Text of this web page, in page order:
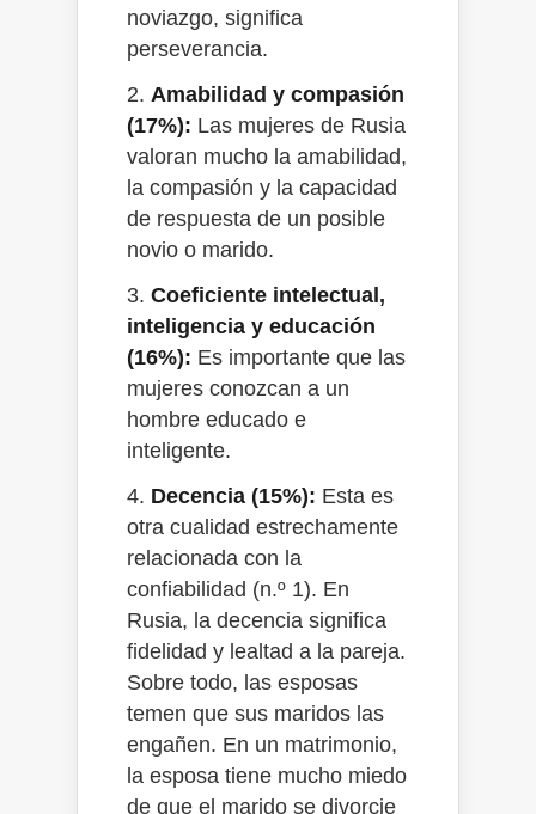
noviazgo, significa
perseverancia.
2. Amabilidad y compasión
(17%): Las mujeres de Rusia
valoran mucho la amabilidad,
la compasión y la capacidad
de respuesta de un posible
novio o marido.
3. Coeficiente intelectual,
inteligencia y educación
(16%): Es importante que las
mujeres conozcan a un
hombre educado e
inteligente.
4. Decencia (15%): Esta es
otra cualidad estrechamente
relacionada con la
confiabilidad (n.º 1). En
Rusia, la decencia significa
fidelidad y lealtad a la pareja.
Sobre todo, las esposas
temen que sus maridos las
engañen. En un matrimonio,
la esposa tiene mucho miedo
de que el marido se divorcie